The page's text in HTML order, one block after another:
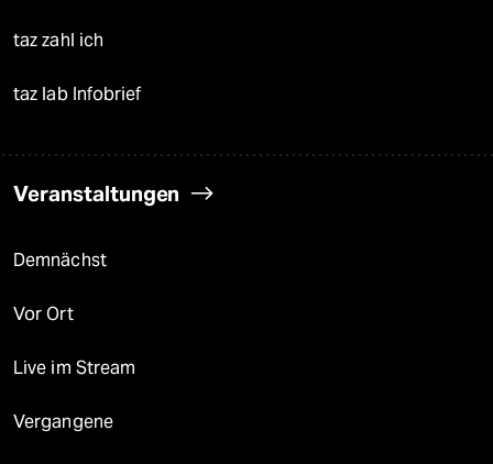
taz zahl ich
taz lab Infobrief
Veranstaltungen
Demnächst
Vor Ort
Live im Stream
Vergangene